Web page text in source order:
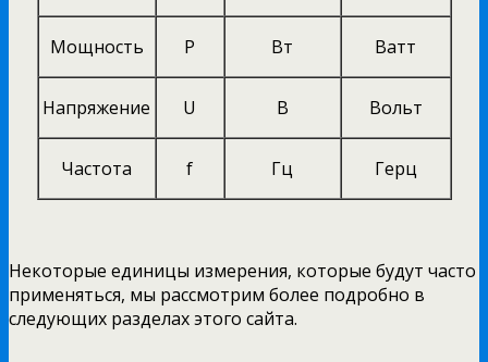
Мощность P Вт Ватт
Напряжение U В Вольт
Частота f Гц Герц
Некоторые единицы измерения, которые будут часто
применяться, мы рассмотрим более подробно в
следующих разделах этого сайта.